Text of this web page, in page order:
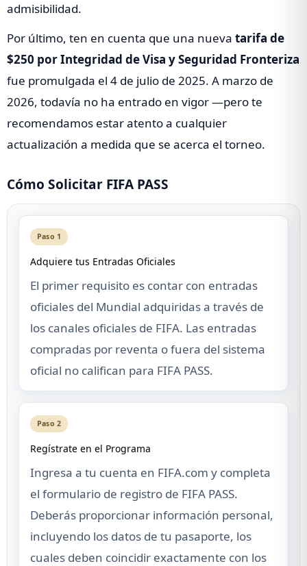
admisibilidad.
Por último, ten en cuenta que una nueva tarifa de
$250 por Integridad de Visa y Seguridad Fronteriza
fue promulgada el 4 de julio de 2025. A marzo de
2026, todavía no ha entrado en vigor —pero te
recomendamos estar atento a cualquier
actualización a medida que se acerca el torneo.
Cómo Solicitar FIFA PASS
Paso 1
Adquiere tus Entradas Oficiales
El primer requisito es contar con entradas
oficiales del Mundial adquiridas a través de
los canales oficiales de FIFA. Las entradas
compradas por reventa o fuera del sistema
oficial no califican para FIFA PASS.
Paso 2
Regístrate en el Programa
Ingresa a tu cuenta en FIFA.com y completa
el formulario de registro de FIFA PASS.
Deberás proporcionar información personal,
incluyendo los datos de tu pasaporte, los
cuales deben coincidir exactamente con los